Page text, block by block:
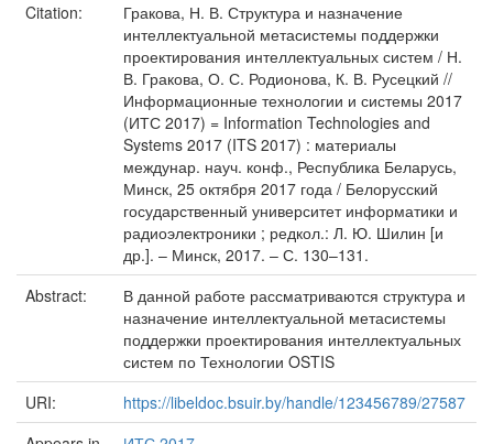
Citation:
Гракова, Н. В. Структура и назначение
интеллектуальной метасистемы поддержки
проектирования интеллектуальных систем / Н.
В. Гракова, О. С. Родионова, К. В. Русецкий //
Информационные технологии и системы 2017
(ИТС 2017) = Information Technologies and
Systems 2017 (ITS 2017) : материалы
междунар. науч. конф., Республика Беларусь,
Минск, 25 октября 2017 года / Белорусский
государственный университет информатики и
радиоэлектроники ; редкол.: Л. Ю. Шилин [и
др.]. – Минск, 2017. – С. 130–131.
Abstract:
В данной работе рассматриваются структура и
назначение интеллектуальной метасистемы
поддержки проектирования интеллектуальных
систем по Технологии OSTIS
URI:
https://libeldoc.bsuir.by/handle/123456789/27587